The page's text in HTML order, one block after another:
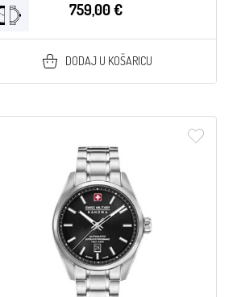
759,00 €
DODAJ U KOŠARICU